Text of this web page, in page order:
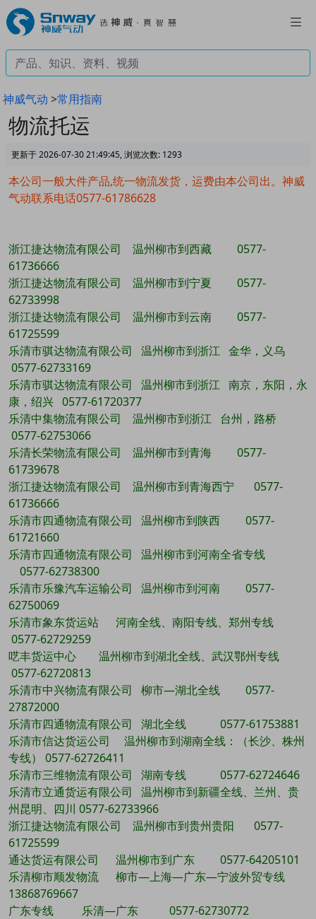
神威气动 >常用指南
物流托运
更新于 2026-07-30 21:49:45, 浏览次数: 1293
本公司一般大件产品,统一物流发货，运费由本公司出。神威
气动联系电话0577-61786628
浙江捷达物流有限公司 温州柳市到西藏 0577-
61736666
浙江捷达物流有限公司 温州柳市到宁夏 0577-
62733998
浙江捷达物流有限公司 温州柳市到云南 0577-
61725599
乐清市骐达物流有限公司 温州柳市到浙江 金华，义乌
0577-62733169
乐清市骐达物流有限公司 温州柳市到浙江 南京，东阳，永
康，绍兴 0577-61720377
乐清中集物流有限公司 温州柳市到浙江 台州，路桥
0577-62753066
乐清长荣物流有限公司 温州柳市到青海 0577-
61739678
浙江捷达物流有限公司 温州柳市到青海西宁 0577-
61736666
乐清市四通物流有限公司 温州柳市到陕西 0577-
61721660
乐清市四通物流有限公司 温州柳市到河南全省专线
0577-62738300
乐清市乐豫汽车运输公司 温州柳市到河南 0577-
62750069
乐清市象东货运站 河南全线、南阳专线、郑州专线
0577-62729259
呓丰货运中心 温州柳市到湖北全线、武汉鄂州专线
0577-62720813
乐清市中兴物流有限公司 柳市—湖北全线 0577-
27872000
乐清市四通物流有限公司 湖北全线 0577-61753881
乐清市信达货运公司 温州柳市到湖南全线：（长沙、株州
专线） 0577-62726411
乐清市三维物流有限公司 湖南专线 0577-62724646
乐清市立通货运有限公司 温州柳市到新疆全线、兰州、贵
州昆明、四川 0577-62733966
浙江捷达物流有限公司 温州柳市到贵州贵阳 0577-
61725599
通达货运有限公司 温州柳市到广东 0577-64205101
乐清柳市顺发物流 柳市—上海—广东—宁波外贸专线
13868769667
广东专线 乐清—广东 0577-62730772